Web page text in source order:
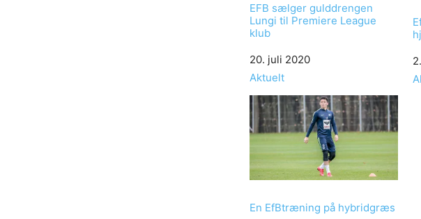
EFB sælger gulddrengen
Lungi til Premiere League
klub
Date
20. juli 2020
In relation to
Aktuelt
En EfBtræning på hybridgræs